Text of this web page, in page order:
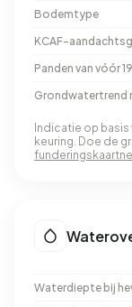
Bodemtype
KCAF-
Panden van vóór
Grondwatertrend
Indicatie op
keuring. Doe de
Waterdiepte bij